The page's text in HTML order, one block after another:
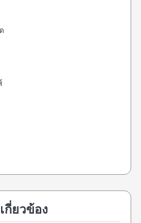
กี่ยวข้อง